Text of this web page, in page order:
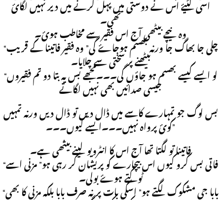
اسی لئيۓ اس نے دوستی ميں پہل کرنے ميں دير نہيں لگائ
تھی۔
وہ نيچے بيٹھی آج اس فقير سے مخاطب ہوئ۔
“چلی جا بھاگ جا ورنہ بھسم ہوجاۓ گی” وہ فقير فاتينا کے قريب
بيٹھنے پر سختی سے چلايا۔
“لو ايسے کيسے بھسم ہو جاؤں گی۔۔۔مجھے بس يہ بتا دو تم فقيروں
جيسی صدائيں بھی نہيں لگاتے
بس لوگ جو تمہارے کاسے ميں ڈال ديں تو ڈال ديں ورنہ تمہيں
کوئ پرواہ نہيں۔۔۔ايسے کيوں۔۔۔”
فاتينا تو لگتا تھا آج اس کا انٹرويو لينے بيثھی ہے۔
“فاتی بس کرو کيوں اس بيچارے کو پريشان کر رہی ہو” مزنی اسے
ٹوکتے ہوۓ بولی۔
“بابا جی مشکوک لگتے ہو” اسکی بات پر نہ صرف بابا بلکہ مزنی کا بھی